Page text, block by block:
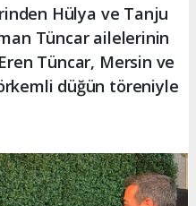
Hülya ve Tanju
Tüncar ailelerinin
Tüncar, Mersin ve
düğün töreniyle